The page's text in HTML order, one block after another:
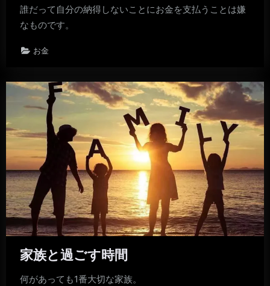
誰だって自分の納得しないことにお金を支払うことは嫌
なものです。
お金
家族と過ごす時間
何があっても1番大切な家族。